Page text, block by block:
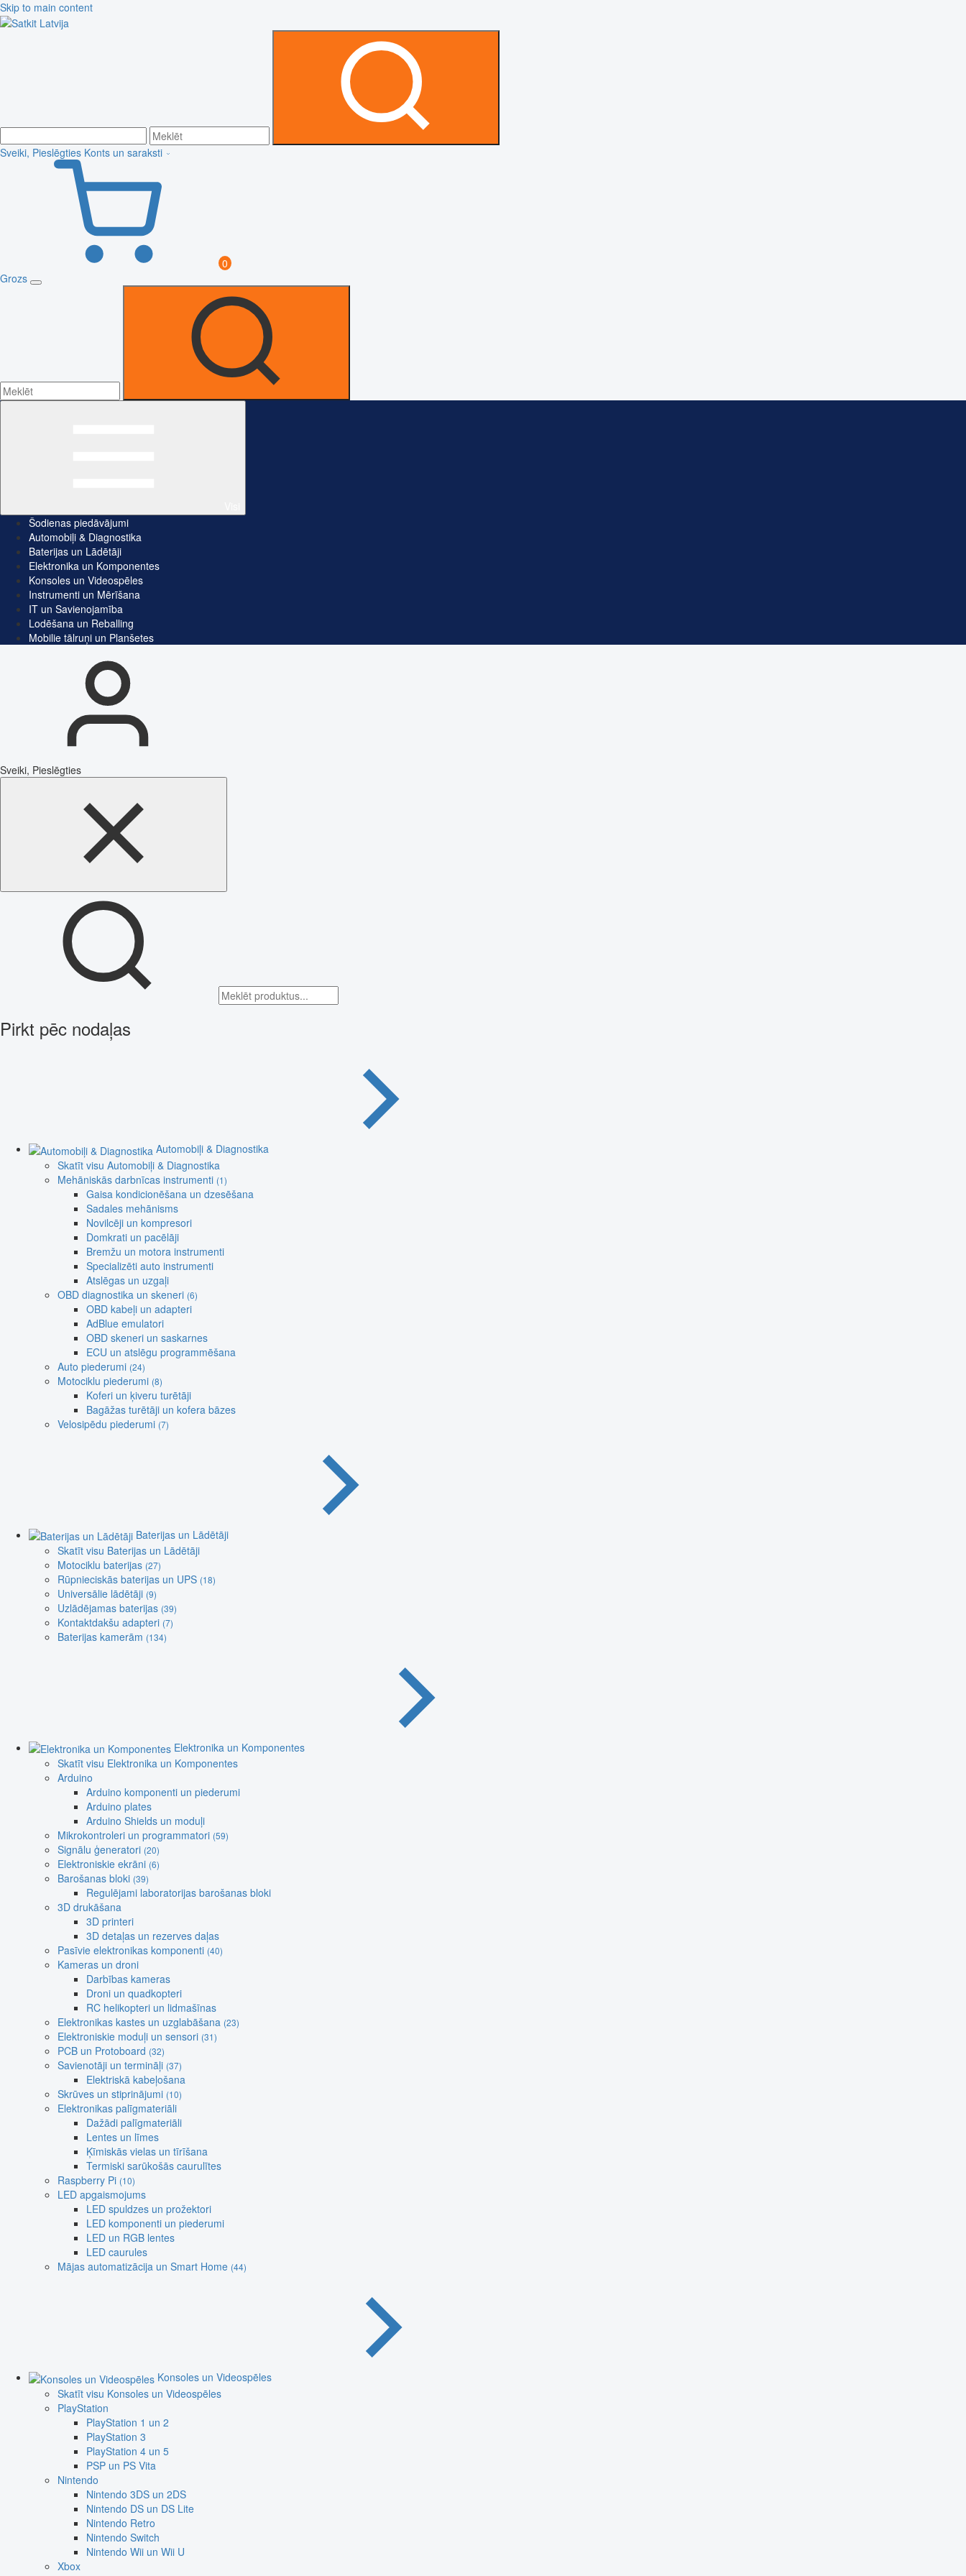
Skip to main content
Sveiki, Pieslēgties Konts un saraksti
0
Grozs
Šodienas piedāvājumi
Automobiļi & Diagnostika
Baterijas un Lādētāji
Elektronika un Komponentes
Konsoles un Videospēles
Instrumenti un Mērīšana
IT un Savienojamība
Lodēšana un Reballing
Mobilie tālruņi un Planšetes
Sveiki, Pieslēgties
Pirkt pēc nodaļas
Automobiļi & Diagnostika
Skatīt visu Automobiļi & Diagnostika
Mehāniskās darbnīcas instrumenti (1)
Gaisa kondicionēšana un dzesēšana
Sadales mehānisms
Novilcēji un kompresori
Domkrati un pacēlāji
Bremžu un motora instrumenti
Specializēti auto instrumenti
Atslēgas un uzgaļi
OBD diagnostika un skeneri (6)
OBD kabeļi un adapteri
AdBlue emulatori
OBD skeneri un saskarnes
ECU un atslēgu programmēšana
Auto piederumi (24)
Motociklu piederumi (8)
Koferi un ķiveru turētāji
Bagāžas turētāji un kofera bāzes
Velosipēdu piederumi (7)
Baterijas un Lādētāji
Skatīt visu Baterijas un Lādētāji
Motociklu baterijas (27)
Rūpnieciskās baterijas un UPS (18)
Universālie lādētāji (9)
Uzlādējamas baterijas (39)
Kontaktdakšu adapteri (7)
Baterijas kamerām (134)
Elektronika un Komponentes
Skatīt visu Elektronika un Komponentes
Arduino
Arduino komponenti un piederumi
Arduino plates
Arduino Shields un moduļi
Mikrokontroleri un programmatori (59)
Signālu ģeneratori (20)
Elektroniskie ekrāni (6)
Barošanas bloki (39)
Regulējami laboratorijas barošanas bloki
3D drukāšana
3D printeri
3D detaļas un rezerves daļas
Pasīvie elektronikas komponenti (40)
Kameras un droni
Darbības kameras
Droni un quadkopteri
RC helikopteri un lidmašīnas
Elektronikas kastes un uzglabāšana (23)
Elektroniskie moduļi un sensori (31)
PCB un Protoboard (32)
Savienotāji un termināļi (37)
Elektriskā kabeļošana
Skrūves un stiprinājumi (10)
Elektronikas palīgmateriāli
Dažādi palīgmateriāli
Lentes un līmes
Ķīmiskās vielas un tīrīšana
Termiski sarūkošās caurulītes
Raspberry Pi (10)
LED apgaismojums
LED spuldzes un prožektori
LED komponenti un piederumi
LED un RGB lentes
LED caurules
Mājas automatizācija un Smart Home (44)
Konsoles un Videospēles
Skatīt visu Konsoles un Videospēles
PlayStation
PlayStation 1 un 2
PlayStation 3
PlayStation 4 un 5
PSP un PS Vita
Nintendo
Nintendo 3DS un 2DS
Nintendo DS un DS Lite
Nintendo Retro
Nintendo Switch
Nintendo Wii un Wii U
Xbox